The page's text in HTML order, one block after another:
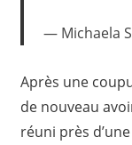
Michaela
Après une
de nouveau
réuni près